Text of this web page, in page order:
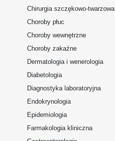
Chirurgia szczękowo-twarzowa
Choroby płuc
Choroby wewnętrzne
Choroby zakaźne
Dermatologia i wenerologia
Diabetologia
Diagnostyka laboratoryjna
Endokrynologia
Epidemiologia
Farmakologia kliniczna